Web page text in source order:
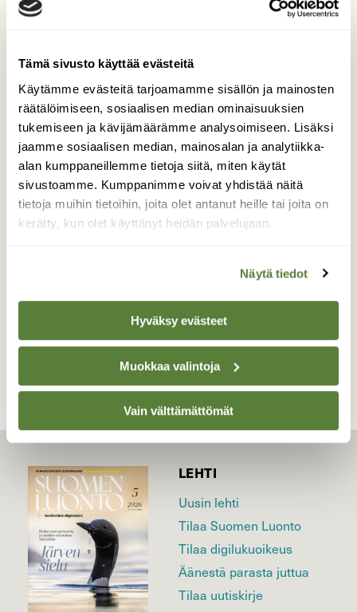
Tämä sivusto käyttää evästeitä
Käytämme evästeitä tarjoamamme sisällön ja mainosten
räätälöimiseen, sosiaalisen median ominaisuuksien
tukemiseen ja kävijämäärämme analysoimiseen. Lisäksi
jaamme sosiaalisen median, mainosalan ja analytiikka-
alan kumppaneillemme tietoja siitä, miten käytät
sivustoamme. Kumppanimme voivat yhdistää näitä
tietoja muihin tietoihin, joita olet antanut heille tai joita on
kerätty, kun olet käyttänyt heidän palvelujaan.
Näytä tiedot
Hyväksy evästeet
Muokkaa valintoja
Vain välttämättömät
Pensaskerttu
Tapasin aamuvarahain pensaskertun
puutarhasta napsimassa hyönteisiä
poikasilleen.
TAKAISIN LISTAAN
LEHTI
Uusin lehti
Tilaa Suomen Luonto
Tilaa digilukuoikeus
Äänestä parasta juttua
Tilaa uutiskirje